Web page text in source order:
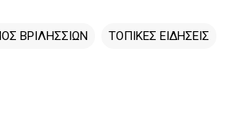
ΒΡΙΛΗΣΣΙΩΝ ΤΟΠΙΚΕΣ ΕΙΔΗΣΕΙΣ